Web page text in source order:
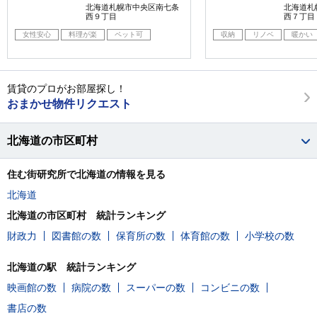
北海道札幌市中央区南七条
西９丁目
女性安心 料理が楽 ペット可
北海道札
西７丁目
収納 リノベ 暖かい
賃貸のプロがお部屋探し！
おまかせ物件リクエスト
北海道の市区町村
住む街研究所で北海道の情報を見る
北海道
北海道の市区町村 統計ランキング
財政力
図書館の数 保育所の数 体育館の数 小学校の数
北海道の駅 統計ランキング
映画館の数
病院の数 スーパーの数
コンビニの数
書店の数